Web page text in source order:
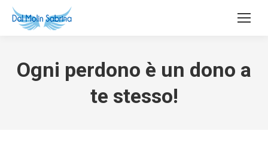
Ogni perdono è un dono a
te stesso!